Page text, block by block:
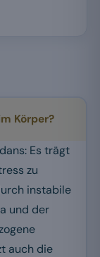
Körper?
Es trägt
zu
instabile
und der
auch die